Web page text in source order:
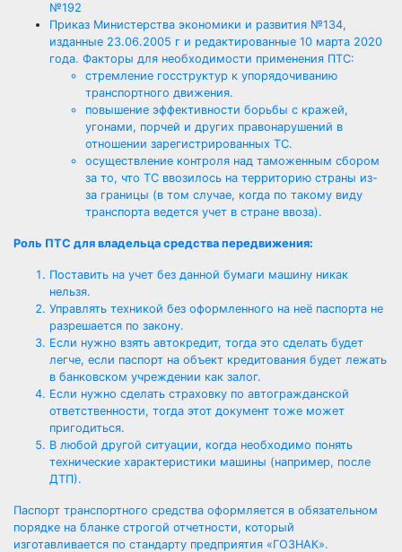
№192
Приказ Министерства экономики и развития №134,
изданные 23.06.2005 г и редактированные 10 марта 2020
года. Факторы для необходимости применения ПТС:
стремление госструктур к упорядочиванию
транспортного движения.
повышение эффективности борьбы с кражей,
угонами, порчей и других правонарушений в
отношении зарегистрированных ТС.
осуществление контроля над таможенным сбором
за то, что ТС ввозилось на территорию страны из-
за границы (в том случае, когда по такому виду
транспорта ведется учет в стране ввоза).
Роль ПТС для владельца средства передвижения:
Поставить на учет без данной бумаги машину никак
нельзя.
Управлять техникой без оформленного на неё паспорта не
разрешается по закону.
Если нужно взять автокредит, тогда это сделать будет
легче, если паспорт на объект кредитования будет лежать
в банковском учреждении как залог.
Если нужно сделать страховку по автогражданской
ответственности, тогда этот документ тоже может
пригодиться.
В любой другой ситуации, когда необходимо понять
технические характеристики машины (например, после
ДТП).
Паспорт транспортного средства оформляется в обязательном
порядке на бланке строгой отчетности, который
изготавливается по стандарту предприятия «ГОЗНАК».